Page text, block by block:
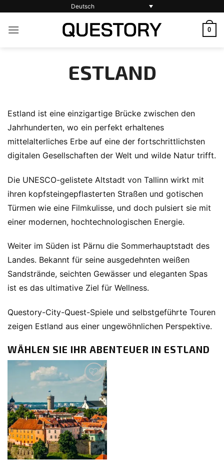
springen
Deutsch
0
ESTLAND
Estland ist eine einzigartige Brücke zwischen den
Jahrhunderten, wo ein perfekt erhaltenes
mittelalterliches Erbe auf eine der fortschrittlichsten
digitalen Gesellschaften der Welt und wilde Natur trifft.
Die UNESCO-gelistete Altstadt von Tallinn wirkt mit
ihren kopfsteingepflasterten Straßen und gotischen
Türmen wie eine Filmkulisse, und doch pulsiert sie mit
einer modernen, hochtechnologischen Energie.
Weiter im Süden ist Pärnu die Sommerhauptstadt des
Landes. Bekannt für seine ausgedehnten weißen
Sandstrände, seichten Gewässer und eleganten Spas
ist es das ultimative Ziel für Wellness.
Questory-City-Quest-Spiele und selbstgeführte Touren
zeigen Estland aus einer ungewöhnlichen Perspektive.
WÄHLEN SIE IHR ABENTEUER IN ESTLAND